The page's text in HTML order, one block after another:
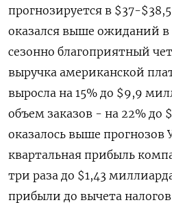
прогнозируется в $37-
оказался выше ожиданий в
сезонно благоприятный
выручка американской
выросла на 15% до $9,9
объем заказов - на 22% до
оказалось выше прогнозов
квартальная прибыль
три раза до $1,43
прибыли до вычета